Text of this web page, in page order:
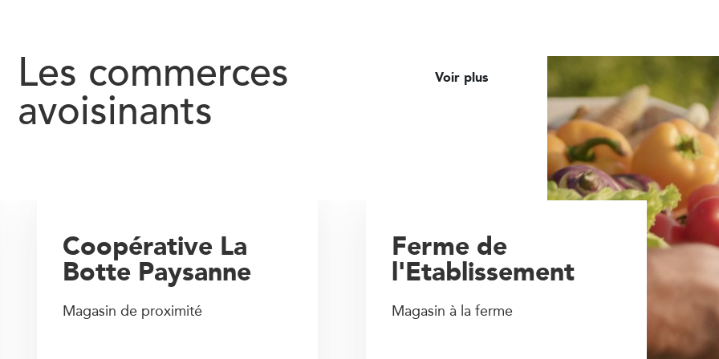
Les commerces
avoisinants
Voir plus
Ferme de
l'Etablissement
Magasin à la ferme
Coopérative La
Botte Paysanne
Magasin de proximité